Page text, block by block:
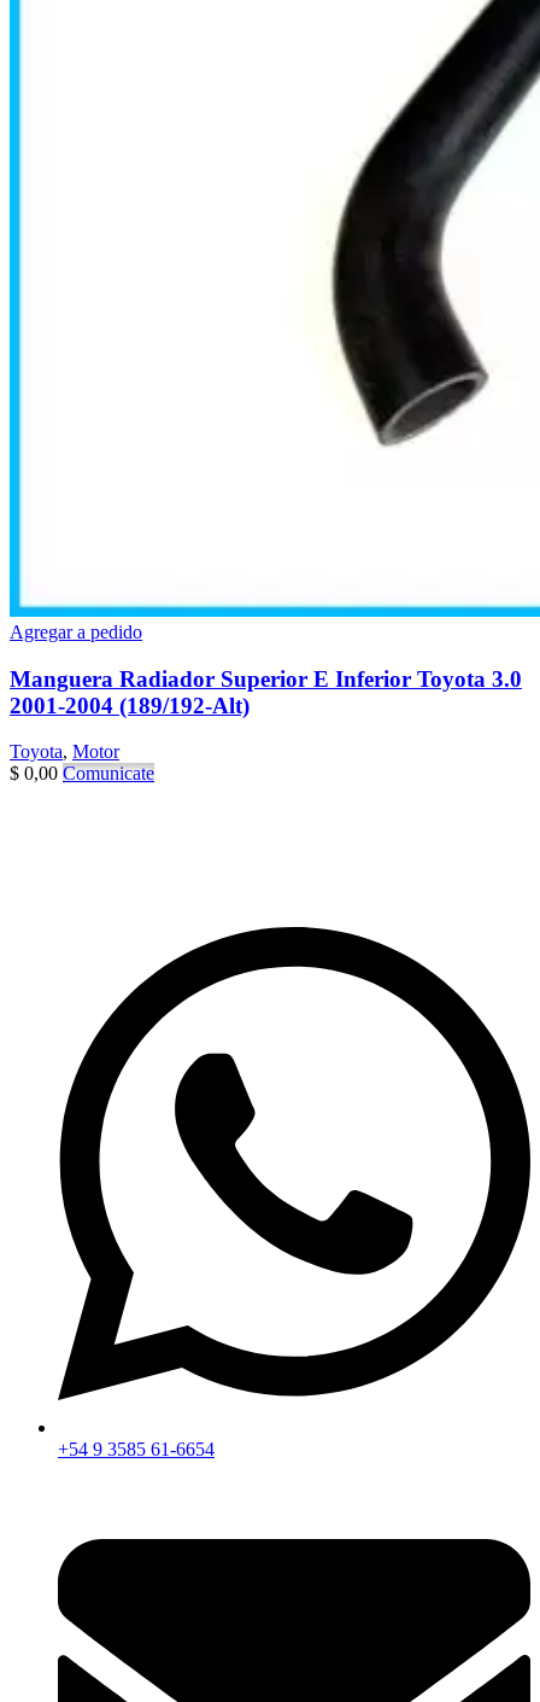
Agregar a pedido
Manguera Radiador Superior E Inferior Toyota 3.0
2001-2004 (189/192-Alt)
Toyota, Motor
$ 0,00 Comunicate
+54 9 3585 61-6654